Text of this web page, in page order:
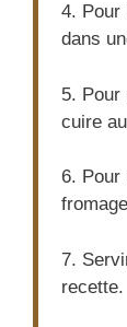
4. Pour
dans
5. Pour
cuire
6. Pour
7.
recette.